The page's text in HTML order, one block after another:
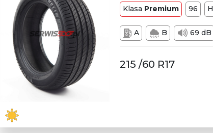
Klasa Premium 96 H
A B 69 dB
215 /60 R17